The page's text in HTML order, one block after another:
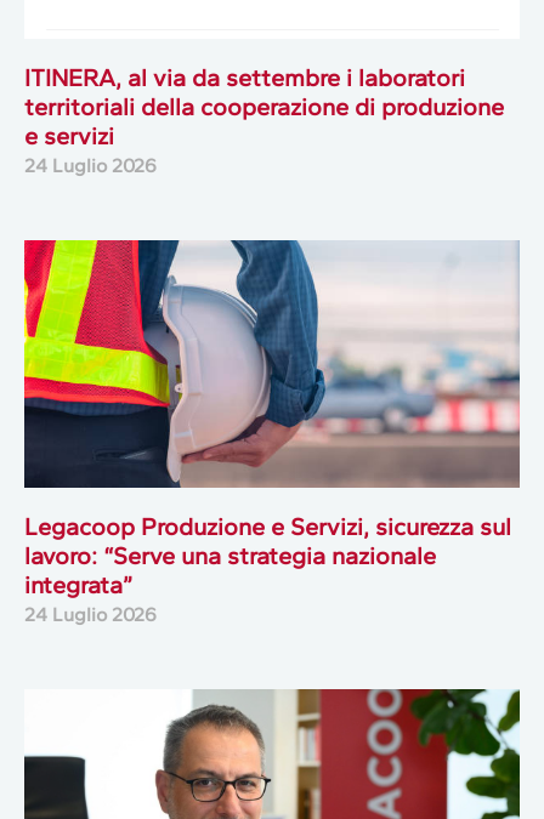
ITINERA, al via da settembre i laboratori
territoriali della cooperazione di produzione
e servizi
24 Luglio 2026
Legacoop Produzione e Servizi, sicurezza sul
lavoro: “Serve una strategia nazionale
integrata”
24 Luglio 2026